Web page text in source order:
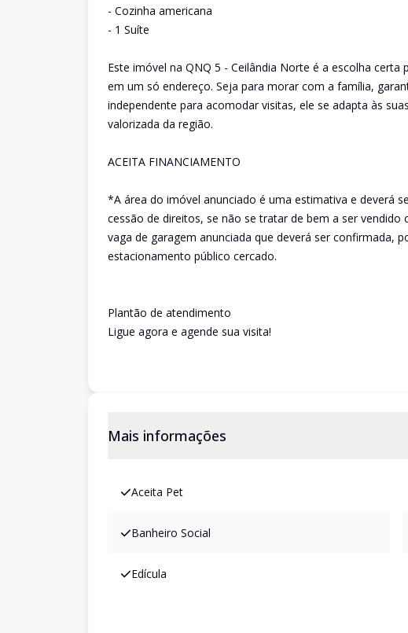
- Cozinha americana
- 1 Suíte
Este imóvel na QNQ 5 - Ceilândia Norte é a escolha
em um só endereço. Seja para morar com a família,
independente para acomodar visitas, ele se adapta às
valorizada da região.
ACEITA FINANCIAMENTO
*A área do imóvel anunciado é uma estimativa e deverá
cessão de direitos, se não se tratar de bem a ser
vaga de garagem anunciada que deverá ser confirmada,
estacionamento público cercado.
Plantão de atendimento
Ligue agora e agende sua visita!
Mais informações
Aceita Pet
Banheiro Social
Edícula